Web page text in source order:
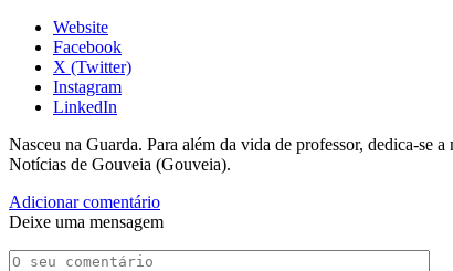
Website
Facebook
X (Twitter)
Instagram
LinkedIn
Nasceu na Guarda. Para além da vida de professor, dedica-se
Notícias de Gouveia (Gouveia).
Adicionar comentário
Deixe uma mensagem